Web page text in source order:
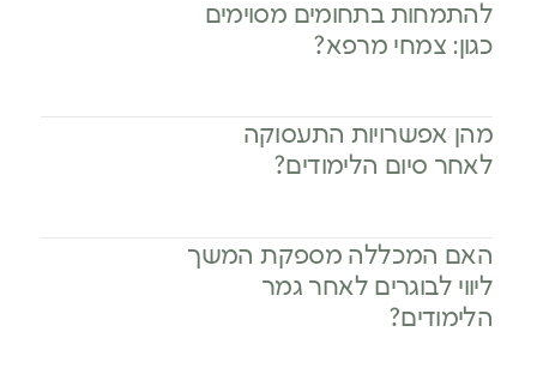
להתמחות בתחומים מסוימים
כגון: צמחי מרפא?
מהן אפשרויות התעסוקה
לאחר סיום הלימודים?
האם המכללה מספקת המשך
ליווי לבוגרים לאחר גמר
הלימודים?